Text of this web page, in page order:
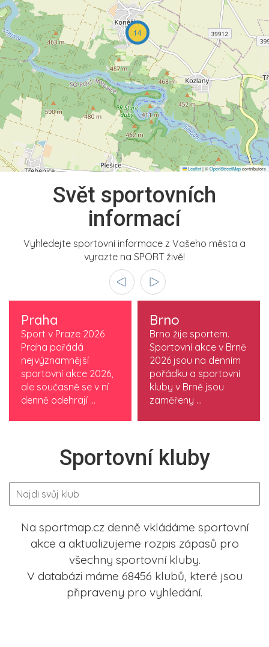
14
Leaflet|©OpenStreetMapcontributors
Svět sportovních
informací
Vyhledejte sportovní informace z Vašeho města a
vyrazte na SPORT živě!
Praha
Sport v Praze 2026
Praha pořádá
nejvýznamnější
sportovní akce 2026,
ale současně se v ní
denně odehrají ...
Brno
Brno žije sportem.
Sportovní akce v Brně
2026 jsou na denním
pořádku a sportovní
kluby v Brně jsou
zaměřeny ...
Sportovní kluby
Na sportmap.cz denně vkládáme sportovní
akce a aktualizujeme rozpis zápasů pro
všechny sportovní kluby.
V databázi máme 68456 klubů, které jsou
připraveny pro vyhledání.